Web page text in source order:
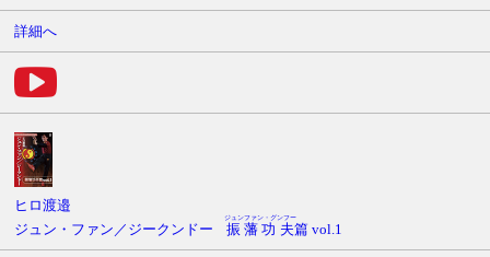
詳細へ
ヒロ渡邉
ジュン・ファン／ジークンドー
振藩功夫
ジュンファン・グンフー
篇 vol.1